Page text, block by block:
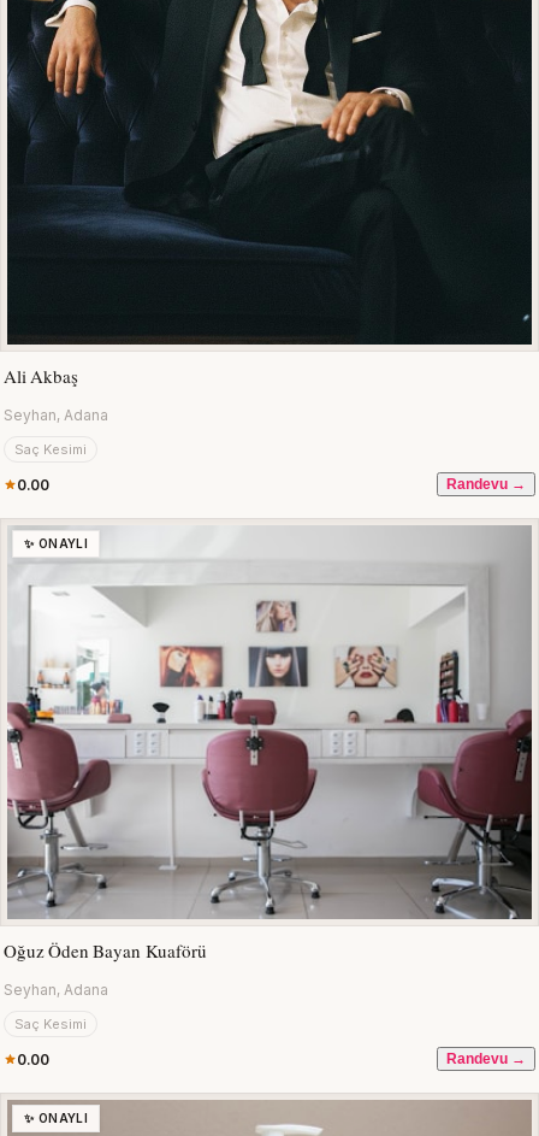
Ali Akbaş
Seyhan, Adana
Saç Kesimi
0.00 Randevu →
✨ ONAYLI
Oğuz Öden Bayan Kuaförü
Seyhan, Adana
Saç Kesimi
0.00 Randevu →
✨ ONAYLI